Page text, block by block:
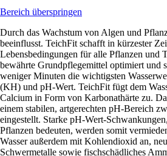
Bereich überspringen
Durch das Wachstum von Algen und
beeinflusst. TeichFit schafft in kürzester
Lebensbedingungen für alle Pflanzen und
bewährte Grundpflegemittel optimiert und
weniger Minuten die wichtigsten
(KH) und pH-Wert. TeichFit fügt dem
Calcium in Form von Karbonathärte zu.
einem stabilen, artgerechten pH-Bereich
eingestellt. Starke pH-Wert-
Pflanzen bedeuten, werden somit
Wasser außerdem mit Kohlendioxid an,
Schwermetalle sowie fischschädliches